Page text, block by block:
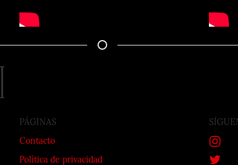
PÁGINAS
Contacto
Política de privacidad